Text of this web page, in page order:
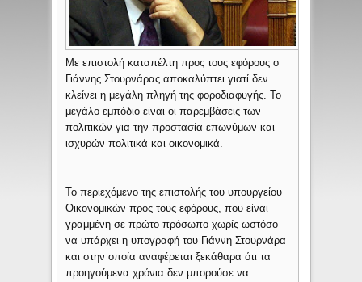
Με επιστολή καταπέλτη προς τους εφόρους ο
Γιάννης Στουρνάρας αποκαλύπτει γιατί δεν
κλείνει η μεγάλη πληγή της φοροδιαφυγής. Το
μεγάλο εμπόδιο είναι οι παρεμβάσεις των
πολιτικών για την προστασία επωνύμων και
ισχυρών πολιτικά και οικονομικά.
Το περιεχόμενο της επιστολής του υπουργείου
Οικονομικών προς τους εφόρους, που είναι
γραμμένη σε πρώτο πρόσωπο χωρίς ωστόσο
να υπάρχει η υπογραφή του Γιάννη Στουρνάρα
και στην οποία αναφέρεται ξεκάθαρα ότι τα
προηγούμενα χρόνια δεν μπορούσε να